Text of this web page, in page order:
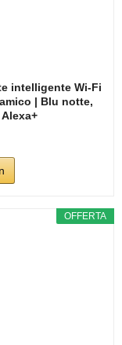
intelligente Wi-Fi
| Blu notte,
OFFERTA